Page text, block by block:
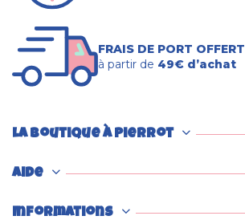
FRAIS DE PORT OFFERT
à partir de 49€ d’achat
La boutique à Pierrot
Aide
Informations